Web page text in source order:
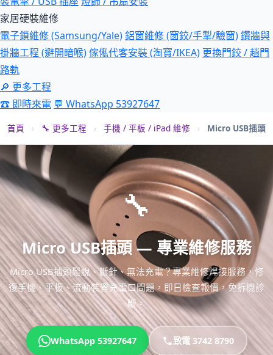
家居硬裝維修
電子鎖維修 (Samsung/Yale)鋁窗維修 (窗鉸/手掣/驗窗)鑽牆與
掛牆工程 (避開暗喉)傢俬代客安裝 (淘寶/IKEA) 更換門鉸 / 趟門
路軌
🔎 更多工程
☎ 即時來電 💬 WhatsApp 53927647
首頁 › 🔧 更多工程 › 手機 / 平板 / iPad 維修 › Micro USB插頭
🔧
Micro USB插頭 — 專業維修服務
Micro USB插頭鬆脫、斷針、無法充電？專業維修焊接服務，修
復手機、平板、流動裝置充電口問題，即日檢查報價，免拆機診
斷。
WhatsApp 53927647 致電 3742 8790